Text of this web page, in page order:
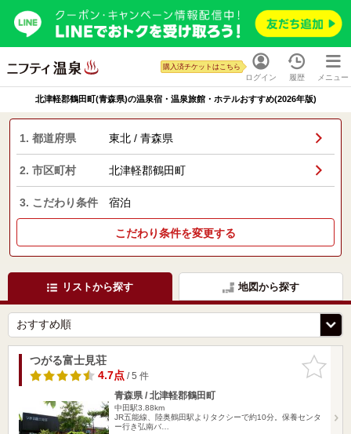
ログイン
購入済チケットはこちら
履歴 メニュー
北津軽郡鶴田町(青森県)の温泉宿・温泉旅館・ホテルおすすめ(2026年版)
1. 都道府県 東北 / 青森県
2. 市区町村 北津軽郡鶴田町
3. こだわり条件 宿泊
こだわり条件を変更する
リストから探す 地図から探す
お気に入
りに追加
つがる富士見荘
4.7点/ 5 件
青森県 / 北津軽郡鶴田町
中田駅3.88km
JR五能線、陸奥鶴田駅よりタクシーで約10分。保養センタ
ー行き弘南バ…